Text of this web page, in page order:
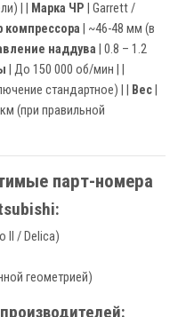
| |
Марка ЧР | Garrett /
компрессора | ~46-48 мм (в
наддува | 0.8 – 1.2
| До 150 000 об/мин | |
стандартное) | | Вес
(при правильной
парт-номера
II / Delica)
геометрией)